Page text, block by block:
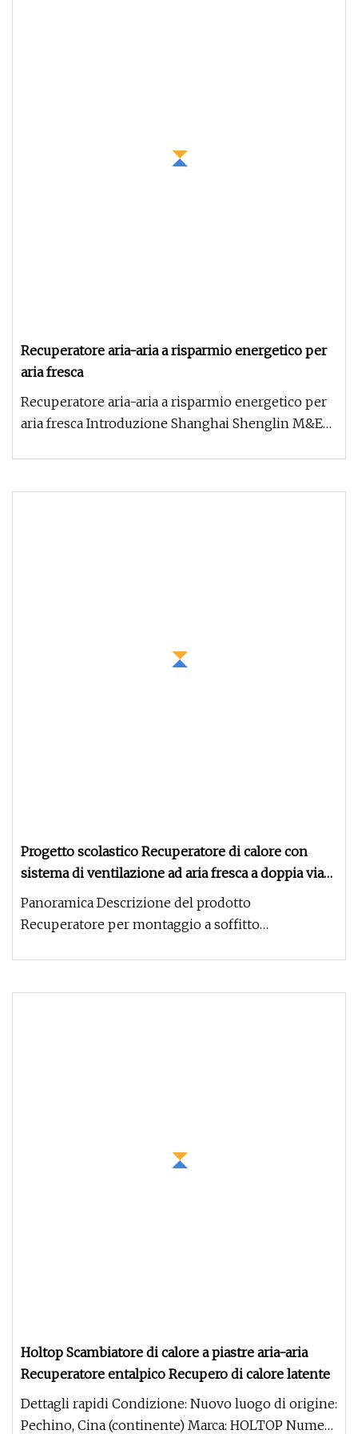
Recuperatore aria-aria a risparmio energetico per
aria fresca
Recuperatore aria-aria a risparmio energetico per
aria fresca Introduzione Shanghai Shenglin M&E
Progetto scolastico Recuperatore di calore con
sistema di ventilazione ad aria fresca a doppia via
montato a soffitto
Panoramica Descrizione del prodotto
Recuperatore per montaggio a soffitto
Holtop Scambiatore di calore a piastre aria-aria
Recuperatore entalpico Recupero di calore latente
Dettagli rapidi Condizione: Nuovo luogo di origine:
Pechino, Cina (continente) Marca: HOLTOP Numero